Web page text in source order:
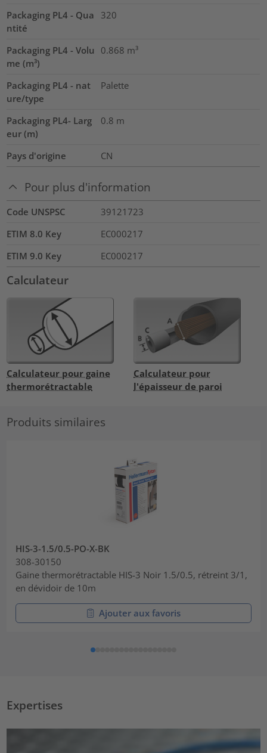
Packaging PL4 - Qua
ntité
320
Packaging PL4 - Volu
me (m³)
0.868 m³
Packaging PL4 - nat
ure/type
Palette
Packaging PL4- Larg
eur (m)
0.8 m
Pays d'origine CN
Pour plus d'information
Code UNSPSC
39121723
ETIM 8.0 Key
EC000217
ETIM 9.0 Key
EC000217
Calculateur
Calculateur pour gaine
thermorétractable
Calculateur pour
l'épaisseur de paroi
Produits similaires
HIS-3-1.5/0.5-PO-X-BK
308-30150
Gaine thermorétractable HIS-3 Noir 1.5/0.5, rétreint 3/1,
en dévidoir de 10m
Ajouter aux favoris
Expertises